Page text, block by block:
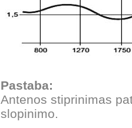
Pastaba:
Antenos stiprinimas
slopinimo.